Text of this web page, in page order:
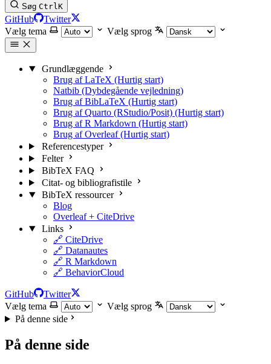
Søg CtrlK
GitHub
Twitter
Vælg tema
Vælg sprog
Grundlæggende
Brug af LaTeX (Hurtig start)
Natbib (Dybdegående vejledning)
Brug af BibLaTeX (Hurtig start)
Brug af Quarto (RStudio/Posit) (Hurtig start)
Brug af R Markdown (Hurtig start)
Brug af Overleaf (Hurtig start)
Referencestyper
Felter
BibTeX FAQ
Citat- og bibliografistile
BibTeX ressourcer
Blog
Overleaf + CiteDrive
Links
🔗 CiteDrive
🔗 Datanautes
🔗 R Markdown
🔗 BehaviorCloud
GitHub
Twitter
Vælg tema
Vælg sprog
På denne side
På denne side